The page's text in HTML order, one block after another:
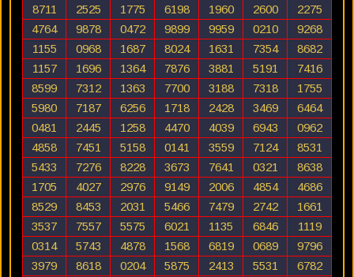
8711 2525 1775 6198 1960 2600
2275
4764
9878 0472 9899 9959 0210
9268
1155
0968 1687 8024 1631 7354
8682
1157
1696 1364 7876 3881 5191
7416
8599
7312 1363 7700 3188 7318
1755
5980
7187 6256 1718 2428 3469
6464
0481
2445 1258 4470 4039 6943
0962
4858
7451 5158 0141 3559 7124
8531
5433
7276 8228 3673 7641 0321
8638
1705
4027 2976 9149 2006 4854
4686
8529
8453 2031 5466 7479 2742
1661
3537
7557 5575 6021 1135 6846
1119
0314
5743 4878 1568 6819 0689
9796
3979
8618 0204 5875 2413 5531
6782